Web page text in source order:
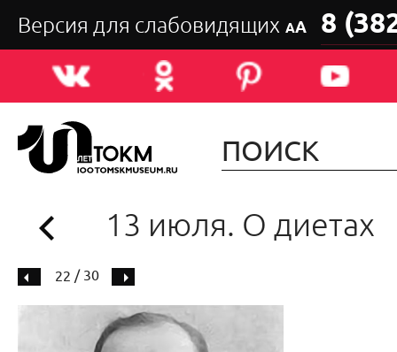
Версия для слабовидящих АА 8
13 июля. О диетах
22 / 30